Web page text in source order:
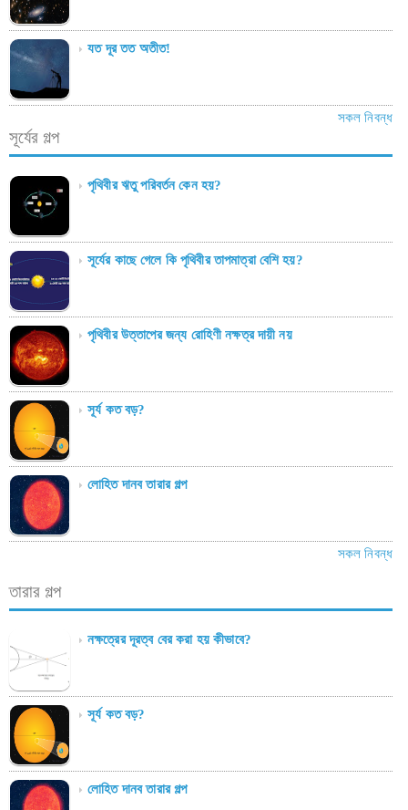
যত দূর তত অতীত!
সকল নিবন্ধ
সূর্যের গল্প
পৃথিবীর ঋতু পরিবর্তন কেন হয়?
সূর্যের কাছে গেলে কি পৃথিবীর তাপমাত্রা বেশি হয়?
পৃথিবীর উত্তাপের জন্য রোহিণী নক্ষত্র দায়ী নয়
সূর্য কত বড়?
লোহিত দানব তারার গল্প
সকল নিবন্ধ
তারার গল্প
নক্ষত্রের দূরত্ব বের করা হয় কীভাবে?
সূর্য কত বড়?
লোহিত দানব তারার গল্প